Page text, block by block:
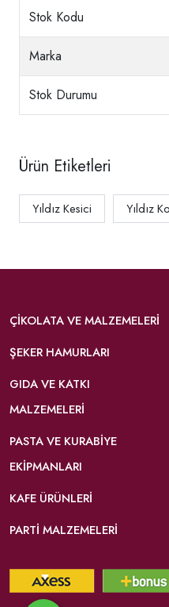
Stok Kodu
Marka
Stok Durumu
Ürün Etiketleri
Yıldız Kesici Yıldız
ÇIKOLATA VE MALZEMELERI
ŞEKER HAMURLARI
GIDA VE KATKI
MALZEMELERI
PASTA VE KURABIYE
EKIPMANLARI
KAFE ÜRÜNLERI
PARTI MALZEMELERI